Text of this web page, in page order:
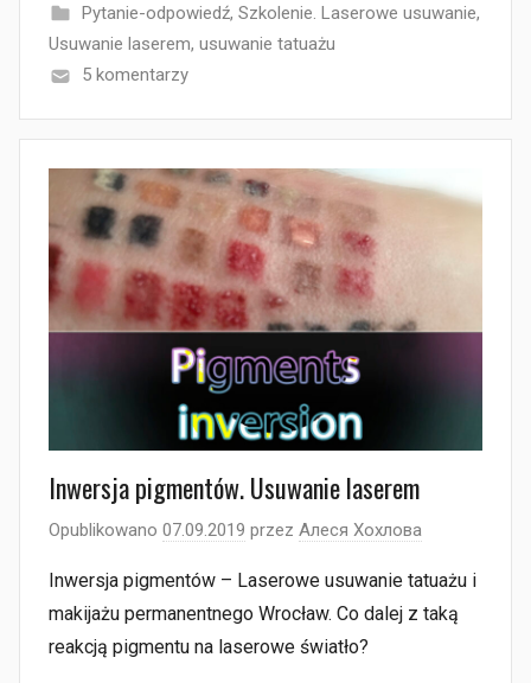
Pytanie-odpowiedź, Szkolenie. Laserowe usuwanie,
Usuwanie laserem, usuwanie tatuażu
5 komentarzy
Inwersja pigmentów. Usuwanie laserem
Opublikowano 07.09.2019 przez Алеся Хохлова
Inwersja pigmentów – Laserowe usuwanie tatuażu i
makijażu permanentnego Wrocław. Co dalej z taką
reakcją pigmentu na laserowe światło?